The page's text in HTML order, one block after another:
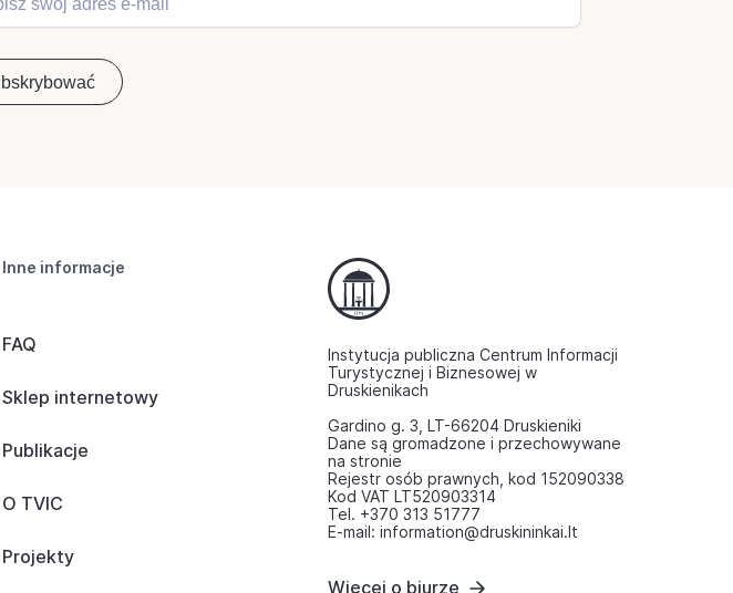
Inne informacje
FAQ
Sklep internetowy
Publikacje
O TVIC
Projekty
Instytucja publiczna Centrum Informacji
Turystycznej i Biznesowej w
Druskienikach
Gardino g. 3, LT-66204 Druskieniki
Dane są gromadzone i przechowywane
na stronie
Rejestr osób prawnych, kod 152090338
Kod VAT LT520903314
Tel. +370 313 51777
E-mail: information@druskininkai.lt
Więcej o biurze